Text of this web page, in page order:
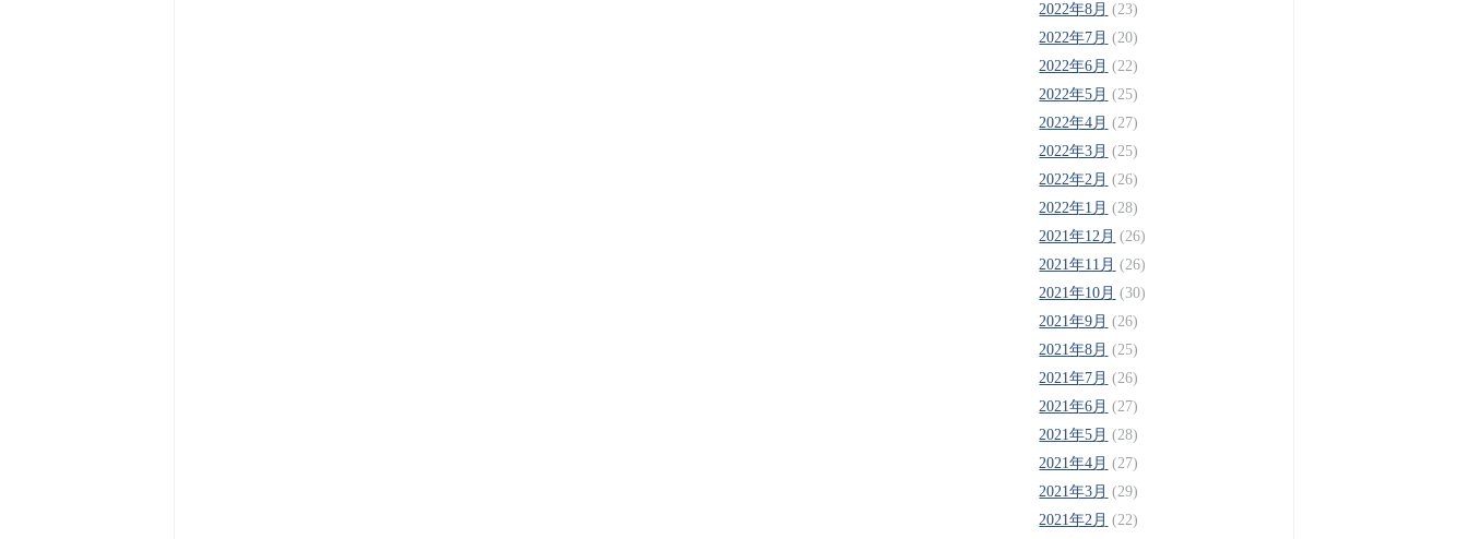
2022年8月 (23)
2022年7月 (20)
2022年6月 (22)
2022年5月 (25)
2022年4月 (27)
2022年3月 (25)
2022年2月 (26)
2022年1月 (28)
2021年12月 (26)
2021年11月 (26)
2021年10月 (30)
2021年9月 (26)
2021年8月 (25)
2021年7月 (26)
2021年6月 (27)
2021年5月 (28)
2021年4月 (27)
2021年3月 (29)
2021年2月 (22)